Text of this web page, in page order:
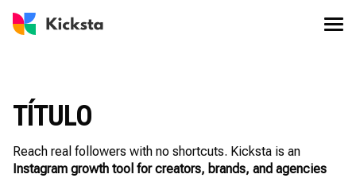
TÍTULO
Reach real followers with no shortcuts. Kicksta is an
Instagram growth tool for creators, brands, and agencies